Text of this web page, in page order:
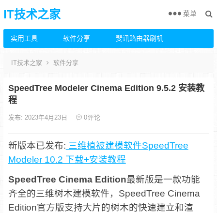
IT技术之家
实用工具 软件分享 斐讯路由器刷机
菜单
IT技术之家 软件分享
SpeedTree Modeler Cinema Edition 9.5.2 安装教
程
发布: 2023年4月23日 0评论
新版本已发布: 三维植被建模软件SpeedTree
Modeler 10.2 下载+安装教程
SpeedTree Cinema Edition最新版是一款功能
齐全的三维树木建模软件，SpeedTree Cinema
Edition官方版支持大片的树木的快速建立和渲